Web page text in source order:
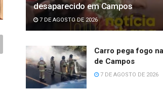
desaparecido em Campos
7 DE AGOSTO DE 2026
Carro pega fogo
de Campos
7 DE AGOSTO DE 2026